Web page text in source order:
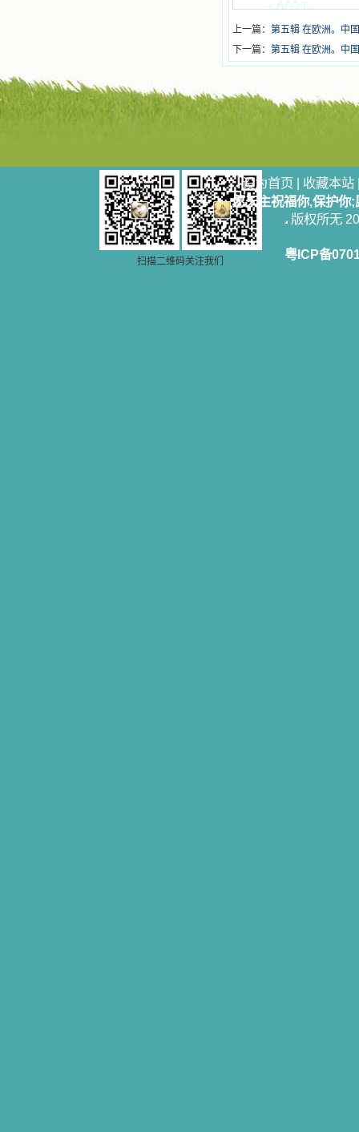
上一篇： 第五辑 在欧洲。中
下一篇： 第五辑 在欧洲。中
扫描二维码关注我们
设为首页 | 收藏本站
愿天主祝福你,保护你
版权所无
粤ICP备